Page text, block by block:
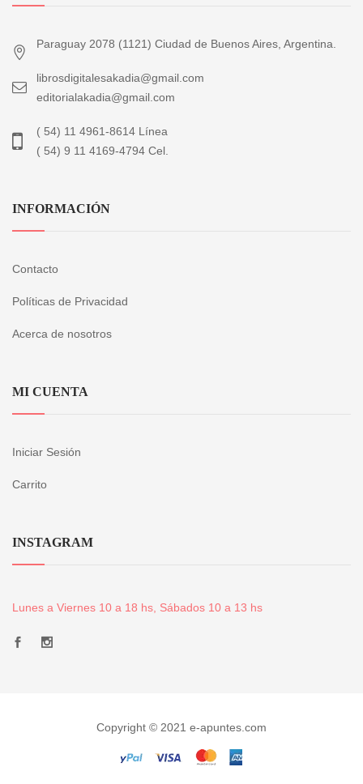
Paraguay 2078 (1121) Ciudad de Buenos Aires, Argentina.
librosdigitalesakadia@gmail.com
editorialakadia@gmail.com
( 54) 11 4961-8614 Línea
( 54) 9 11 4169-4794 Cel.
INFORMACIÓN
Contacto
Políticas de Privacidad
Acerca de nosotros
MI CUENTA
Iniciar Sesión
Carrito
INSTAGRAM
Lunes a Viernes 10 a 18 hs, Sábados 10 a 13 hs
Copyright © 2021 e-apuntes.com